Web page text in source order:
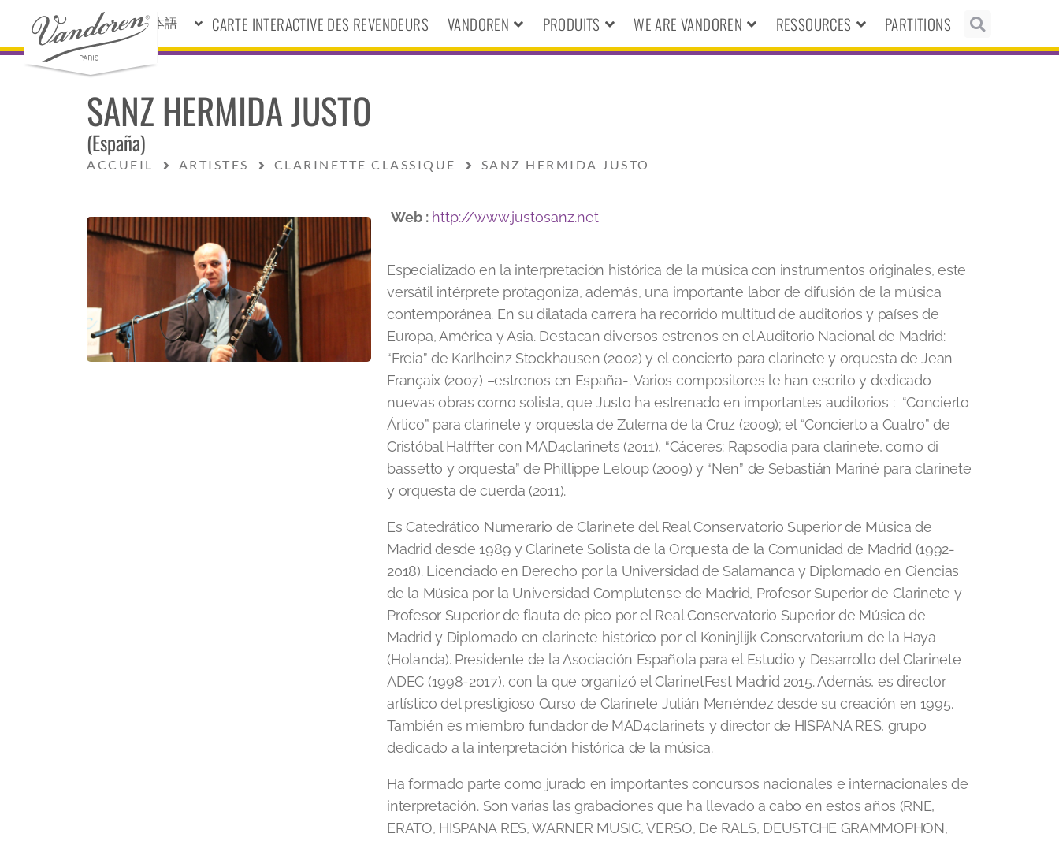
日本語 CARTE INTERACTIVE DES REVENDEURS VANDOREN PRODUITS WE ARE VANDOREN RESSOURCES PARTITIONS
SANZ HERMIDA JUSTO
(España)
ACCUEIL ARTISTES CLARINETTE CLASSIQUE SANZ HERMIDA JUSTO
Web : http://www.justosanz.net
Especializado en la interpretación histórica de la música con instrumentos originales, este
versátil intérprete protagoniza, además, una importante labor de difusión de la música
contemporánea. En su dilatada carrera ha recorrido multitud de auditorios y países de
Europa, América y Asia. Destacan diversos estrenos en el Auditorio Nacional de Madrid:
“Freia” de Karlheinz Stockhausen (2002) y el concierto para clarinete y orquesta de Jean
Françaix (2007) –estrenos en España-. Varios compositores le han escrito y dedicado
nuevas obras como solista, que Justo ha estrenado en importantes auditorios : “Concierto
Ártico” para clarinete y orquesta de Zulema de la Cruz (2009); el “Concierto a Cuatro” de
Cristóbal Halffter con MAD4clarinets (2011), “Cáceres: Rapsodia para clarinete, corno di
bassetto y orquesta” de Phillippe Leloup (2009) y “Nen” de Sebastián Mariné para clarinete
y orquesta de cuerda (2011).
Es Catedrático Numerario de Clarinete del Real Conservatorio Superior de Música de
Madrid desde 1989 y Clarinete Solista de la Orquesta de la Comunidad de Madrid (1992-
2018). Licenciado en Derecho por la Universidad de Salamanca y Diplomado en Ciencias
de la Música por la Universidad Complutense de Madrid, Profesor Superior de Clarinete y
Profesor Superior de flauta de pico por el Real Conservatorio Superior de Música de
Madrid y Diplomado en clarinete histórico por el Koninjlijk Conservatorium de la Haya
(Holanda). Presidente de la Asociación Española para el Estudio y Desarrollo del Clarinete
ADEC (1998-2017), con la que organizó el ClarinetFest Madrid 2015. Además, es director
artístico del prestigioso Curso de Clarinete Julián Menéndez desde su creación en 1995.
También es miembro fundador de MAD4clarinets y director de HISPANA RES, grupo
dedicado a la interpretación histórica de la música.
Ha formado parte como jurado en importantes concursos nacionales e internacionales de
interpretación. Son varias las grabaciones que ha llevado a cabo en estos años (RNE,
ERATO, HISPANA RES, WARNER MUSIC, VERSO, De RALS, DEUSTCHE GRAMMOPHON,